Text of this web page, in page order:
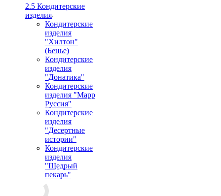
2.5 Кондитерские
изделия
Кондитерские
изделия
"Хилтон"
(Бенье)
Кондитерские
изделия
"Донатика"
Кондитерские
изделия "Марр
Руссия"
Кондитерские
изделия
"Десертные
истории"
Кондитерские
изделия
"Щедрый
пекарь"